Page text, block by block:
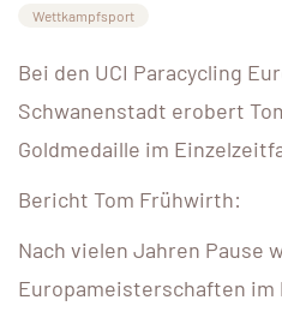
Wettkampfsport
Bei den UCI Paracycling
Schwanenstadt erobert
Goldmedaille im
Bericht Tom Frühwirth:
Nach vielen Jahren Pause
Europameisterschaften im